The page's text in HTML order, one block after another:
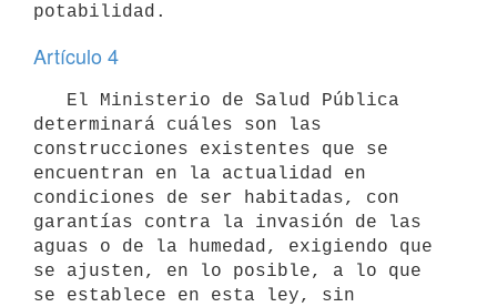
potabilidad.
Artículo 4
determinará cuáles son las
construcciones existentes que se
encuentran en la actualidad en
condiciones de ser habitadas, con
garantías contra la invasión de las
aguas o de la humedad, exigiendo que
se ajusten, en lo posible, a lo que
se establece en esta ley, sin